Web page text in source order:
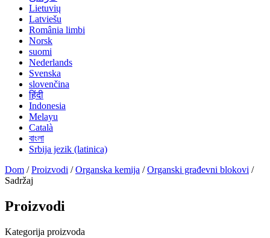
Lietuvių
Latviešu
România limbi
Norsk
suomi
Nederlands
Svenska
slovenčina
हिंदी
Indonesia
Melayu
Català
বাংলা
Srbija jezik (latinica)
Dom /Proizvodi /Organska kemija /Organski građevni blokovi /
Sadržaj
Proizvodi
Kategorija proizvoda